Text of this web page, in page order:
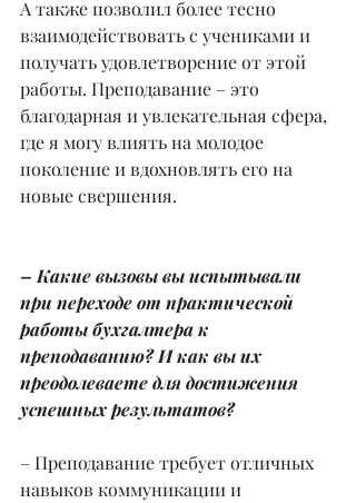
А также позволил более тесно
взаимодействовать с учениками и
получать удовлетворение от этой
работы. Преподавание – это
благодарная и увлекательная сфера,
где я могу влиять на молодое
поколение и вдохновлять его на
новые свершения.
– Какие вызовы вы испытывали
при переходе от практической
работы бухгалтера к
преподаванию? И как вы их
преодолеваете для достижения
успешных результатов?
– Преподавание требует отличных
навыков коммуникации и